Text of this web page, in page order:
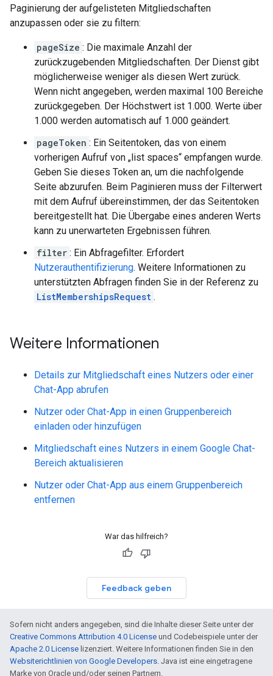
Paginierung der aufgelisteten Mitgliedschaften
anzupassen oder sie zu filtern:
pageSize : Die maximale Anzahl der
zurückzugebenden Mitgliedschaften. Der Dienst gibt
möglicherweise weniger als diesen Wert zurück.
Wenn nicht angegeben, werden maximal 100 Bereiche
zurückgegeben. Der Höchstwert ist 1.000. Werte über
1.000 werden automatisch auf 1.000 geändert.
pageToken : Ein Seitentoken, das von einem
vorherigen Aufruf von „list spaces“ empfangen wurde.
Geben Sie dieses Token an, um die nachfolgende
Seite abzurufen. Beim Paginieren muss der Filterwert
mit dem Aufruf übereinstimmen, der das Seitentoken
bereitgestellt hat. Die Übergabe eines anderen Werts
kann zu unerwarteten Ergebnissen führen.
filter : Ein Abfragefilter. Erfordert
Nutzerauthentifizierung. Weitere Informationen zu
unterstützten Abfragen finden Sie in der Referenz zu
ListMembershipsRequest .
Weitere Informationen
Details zur Mitgliedschaft eines Nutzers oder einer
Chat-App abrufen
Nutzer oder Chat-App in einen Gruppenbereich
einladen oder hinzufügen
Mitgliedschaft eines Nutzers in einem Google Chat-
Bereich aktualisieren
Nutzer oder Chat-App aus einem Gruppenbereich
entfernen
War das hilfreich?
Feedback geben
Sofern nicht anders angegeben, sind die Inhalte dieser Seite unter der
Creative Commons Attribution 4.0 License und Codebeispiele unter der
Apache 2.0 License lizenziert. Weitere Informationen finden Sie in den
Websiterichtlinien von Google Developers. Java ist eine eingetragene
Marke von Oracle und/oder seinen Partnern.